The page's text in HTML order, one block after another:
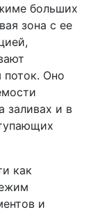
больших
зона с ее
поток. Оно
заливах и в
как
и